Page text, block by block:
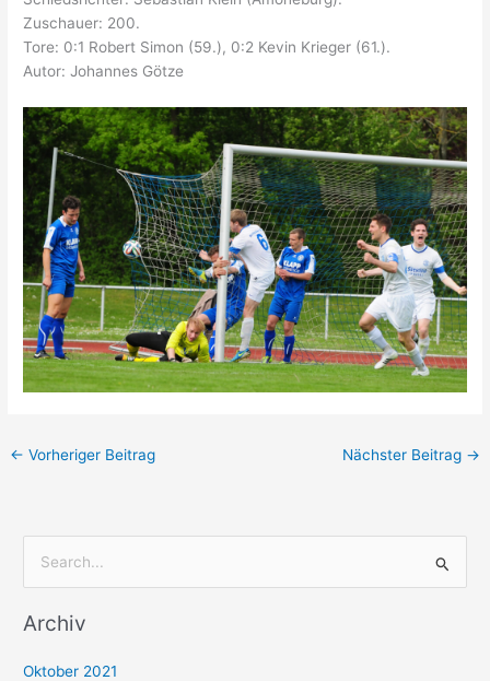
Zuschauer: 200.
Tore: 0:1 Robert Simon (59.), 0:2 Kevin Krieger (61.).
Autor: Johannes Götze
← Vorheriger Beitrag Nächster Beitrag →
c
Archiv
Oktober 2021